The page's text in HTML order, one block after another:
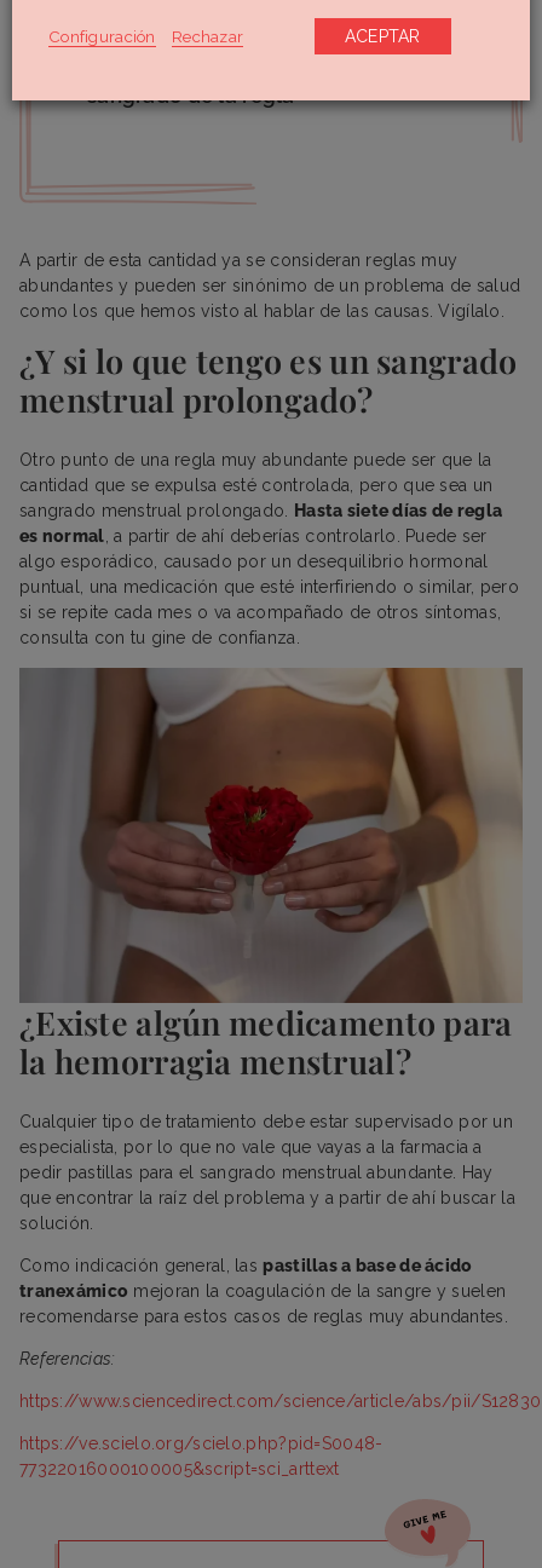
Entre 60 ml y 80 ml es la cantidad
sangrado de la regla
A partir de esta cantidad ya se consideran reglas muy
abundantes y pueden ser sinónimo de un problema de salud
como los que hemos visto al hablar de las causas. Vigílalo.
¿Y si lo que tengo es un sangrado
menstrual prolongado?
Otro punto de una regla muy abundante puede ser que la
cantidad que se expulsa esté controlada, pero que sea un
sangrado menstrual prolongado.
Hasta siete días de regla
es normal , a partir de ahí deberías controlarlo. Puede ser
algo esporádico, causado por un desequilibrio hormonal
puntual, una medicación que esté interfiriendo o similar, pero
si se repite cada mes o va acompañado de otros síntomas,
consulta con tu gine de confianza.
¿Existe algún medicamento para
la hemorragia menstrual?
Cualquier tipo de tratamiento debe estar supervisado por un
especialista, por lo que no vale que vayas a la farmacia a
pedir pastillas para el sangrado menstrual abundante. Hay
que encontrar la raíz del problema y a partir de ahí buscar la
solución.
Como indicación general, laspastillas a base de ácido
tranexámico mejoran la coagulación de la sangre y suelen
recomendarse para estos casos de reglas muy abundantes.
Referencias:
https://www.sciencedirect.com/science/article/abs/pii/
https://ve.scielo.org/scielo.php?pid=S0048-
77322016000100005&script=sci_arttext
Configuración Rechazar ACEPTAR